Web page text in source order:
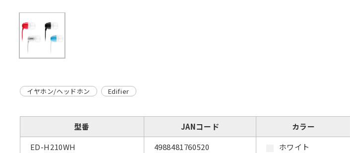
イヤホン/ヘッドホン Edifier
型番 JANコード カラー
ED-H210WH
4988481760520 ホワイト